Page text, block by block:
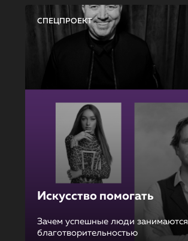
СПЕЦПРОЕКТ
Искусство помогать
Зачем успешные люди занимаются
благотворительностью